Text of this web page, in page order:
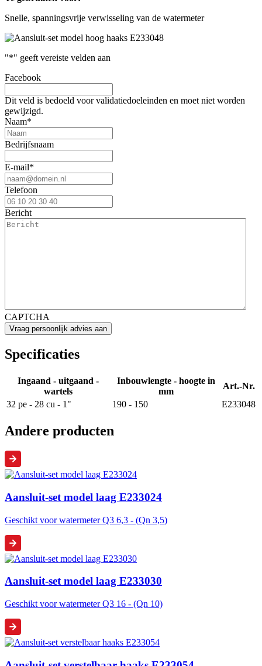
Snelle, spanningsvrije verwisseling van de watermeter
"*" geeft vereiste velden aan
Facebook
Dit veld is bedoeld voor validatiedoeleinden en moet niet worden
gewijzigd.
Naam*
Bedrijfsnaam
E-mail*
Telefoon
Bericht
CAPTCHA
Specificaties
Ingaand - uitgaand -
wartels
Inbouwlengte - hoogte in
mm
Art.-Nr.
32 pe - 28 cu - 1"
190 - 150 E233048
Andere producten
Aansluit-set model laag E233024
Geschikt voor watermeter Q3 6,3 - (Qn 3,5)
Aansluit-set model laag E233030
Geschikt voor watermeter Q3 16 - (Qn 10)